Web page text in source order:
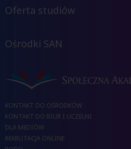
Oferta studiów
Ośrodki SAN
KONTAKT DO OŚRODKÓW
KONTAKT DO BIUR I UCZELNI
DLA MEDIÓW
REKRUTACJA ONLINE